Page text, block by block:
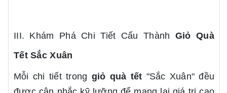
III. Khám Phá Chi Tiết Cấu Thành Giỏ Quà
Tết Sắc Xuân
Mỗi chi tiết trong giỏ quà tết "Sắc Xuân" đều